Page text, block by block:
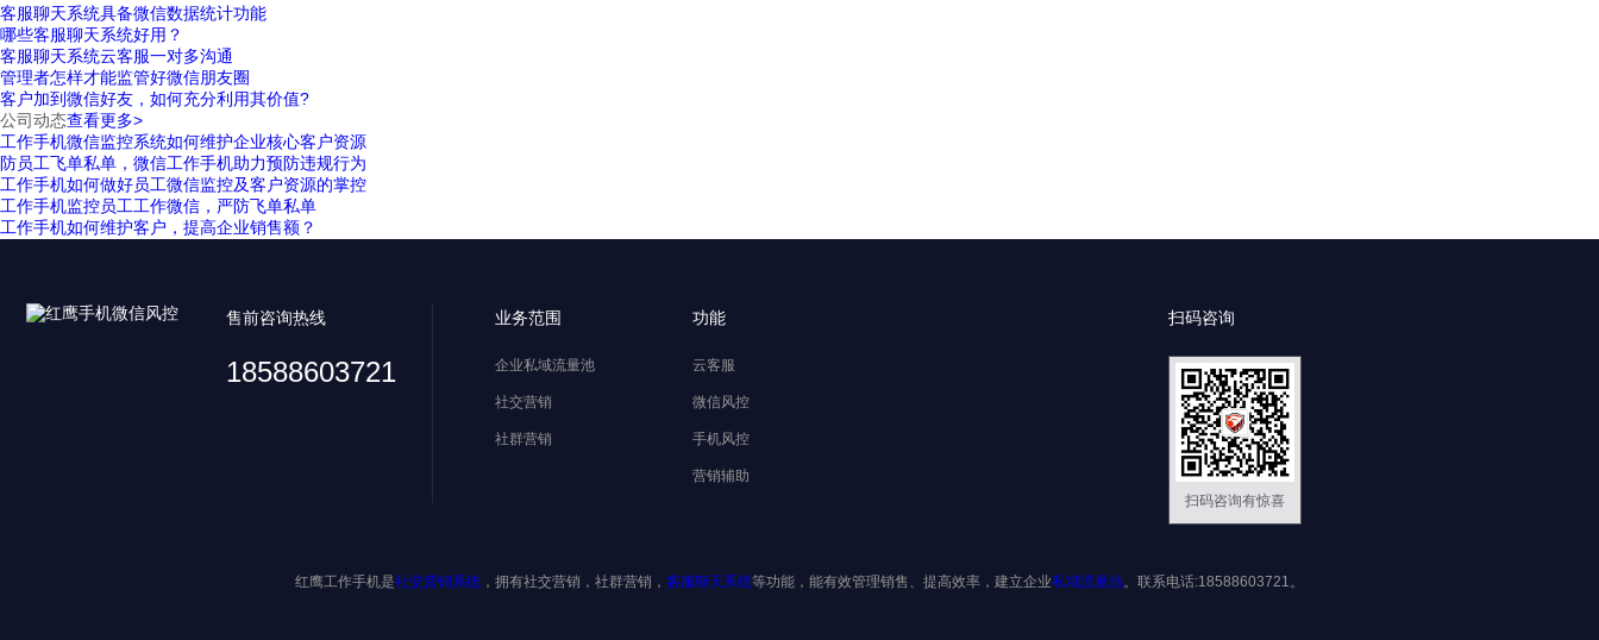
客服聊天系统具备微信数据统计功能
哪些客服聊天系统好用？
客服聊天系统云客服一对多沟通
管理者怎样才能监管好微信朋友圈
客户加到微信好友，如何充分利用其价值?
公司动态查看更多>
工作手机微信监控系统如何维护企业核心客户资源
防员工飞单私单，微信工作手机助力预防违规行为
工作手机如何做好员工微信监控及客户资源的掌控
工作手机监控员工工作微信，严防飞单私单
工作手机如何维护客户，提高企业销售额？
售前咨询热线
18588603721
业务范围
企业私域流量池
社交营销
社群营销
功能
云客服
微信风控
手机风控
营销辅助
扫码咨询
扫码咨询有惊喜
红鹰工作手机是社交营销系统 ，拥有社交营销，社群营销， 客服聊天系统等功能，能有效管理销售、提高效率，建立企业私域流量池。联系电话:18588603721。